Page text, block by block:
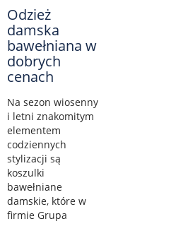
Odzież
damska
bawełniana w
dobrych
cenach
Na sezon wiosenny
i letni znakomitym
elementem
codziennych
stylizacji są
koszulki
bawełniane
damskie, które w
firmie Grupa